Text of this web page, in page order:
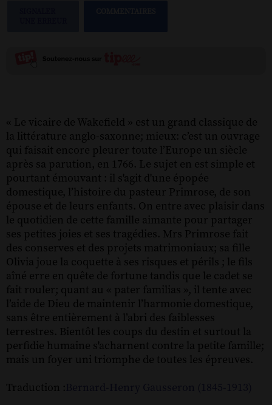
« Le vicaire de Wakefield » est un grand classique de
la littérature anglo-saxonne; mieux: c’est un ouvrage
qui faisait encore pleurer toute l’Europe un siècle
après sa parution, en 1766. Le sujet en est simple et
pourtant émouvant : il s'agit d'une épopée
domestique, l’histoire du pasteur Primrose, de son
épouse et de leurs enfants. On entre avec plaisir dans
le quotidien de cette famille aimante pour partager
ses petites joies et ses tragédies. Mrs Primrose fait
des conserves et des projets matrimoniaux; sa fille
Olivia joue la coquette à ses risques et périls ; le fils
aîné erre en quête de fortune tandis que le cadet se
fait rouler; quant au « pater familias », il tente avec
l’aide de Dieu de maintenir l’harmonie domestique,
sans être entièrement à l’abri des faiblesses
terrestres. Bientôt les coups du destin et surtout la
perfidie humaine s'acharnent contre la petite famille;
mais un foyer uni triomphe de toutes les épreuves.
Traduction :